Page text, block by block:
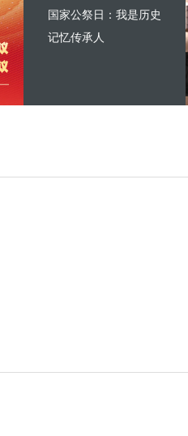
国家公祭日：我是历史
记忆传承人